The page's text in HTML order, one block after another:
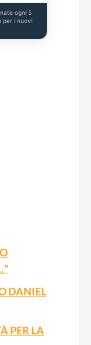
ogni 5
per i nuovi
DANIEL
PER LA